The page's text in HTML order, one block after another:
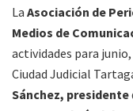
La Asociación de
Medios de
actividades para
Ciudad Judicial
Sánchez, presidente